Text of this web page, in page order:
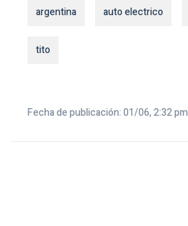
argentina auto electrico
tito
Fecha de publicación: 01/06, 2:32 pm